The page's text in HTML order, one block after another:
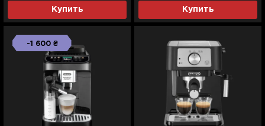
Купить Купить
-1 600 ₴